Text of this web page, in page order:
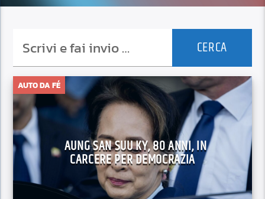
AUTO DA FÉ
AUNG SAN SUU KY, 80 ANNI, IN
CARCERE PER DEMOCRAZIA